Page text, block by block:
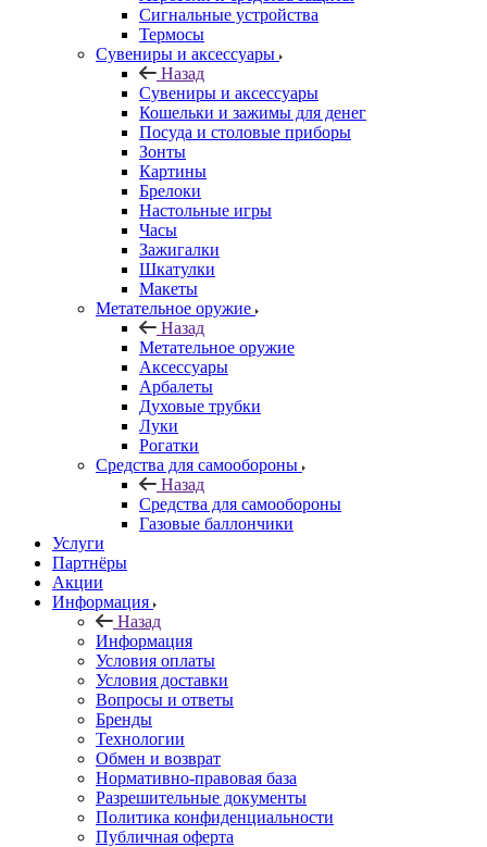
Сигнальные устройства
Термосы
Сувениры и аксессуары
Назад
Сувениры и аксессуары
Кошельки и зажимы для денег
Посуда и столовые приборы
Зонты
Картины
Брелоки
Настольные игры
Часы
Зажигалки
Шкатулки
Макеты
Метательное оружие
Назад
Метательное оружие
Аксессуары
Арбалеты
Духовые трубки
Луки
Рогатки
Средства для самообороны
Назад
Средства для самообороны
Газовые баллончики
Услуги
Партнёры
Акции
Информация
Назад
Информация
Условия оплаты
Условия доставки
Вопросы и ответы
Бренды
Технологии
Обмен и возврат
Нормативно-правовая база
Разрешительные документы
Политика конфиденциальности
Публичная оферта